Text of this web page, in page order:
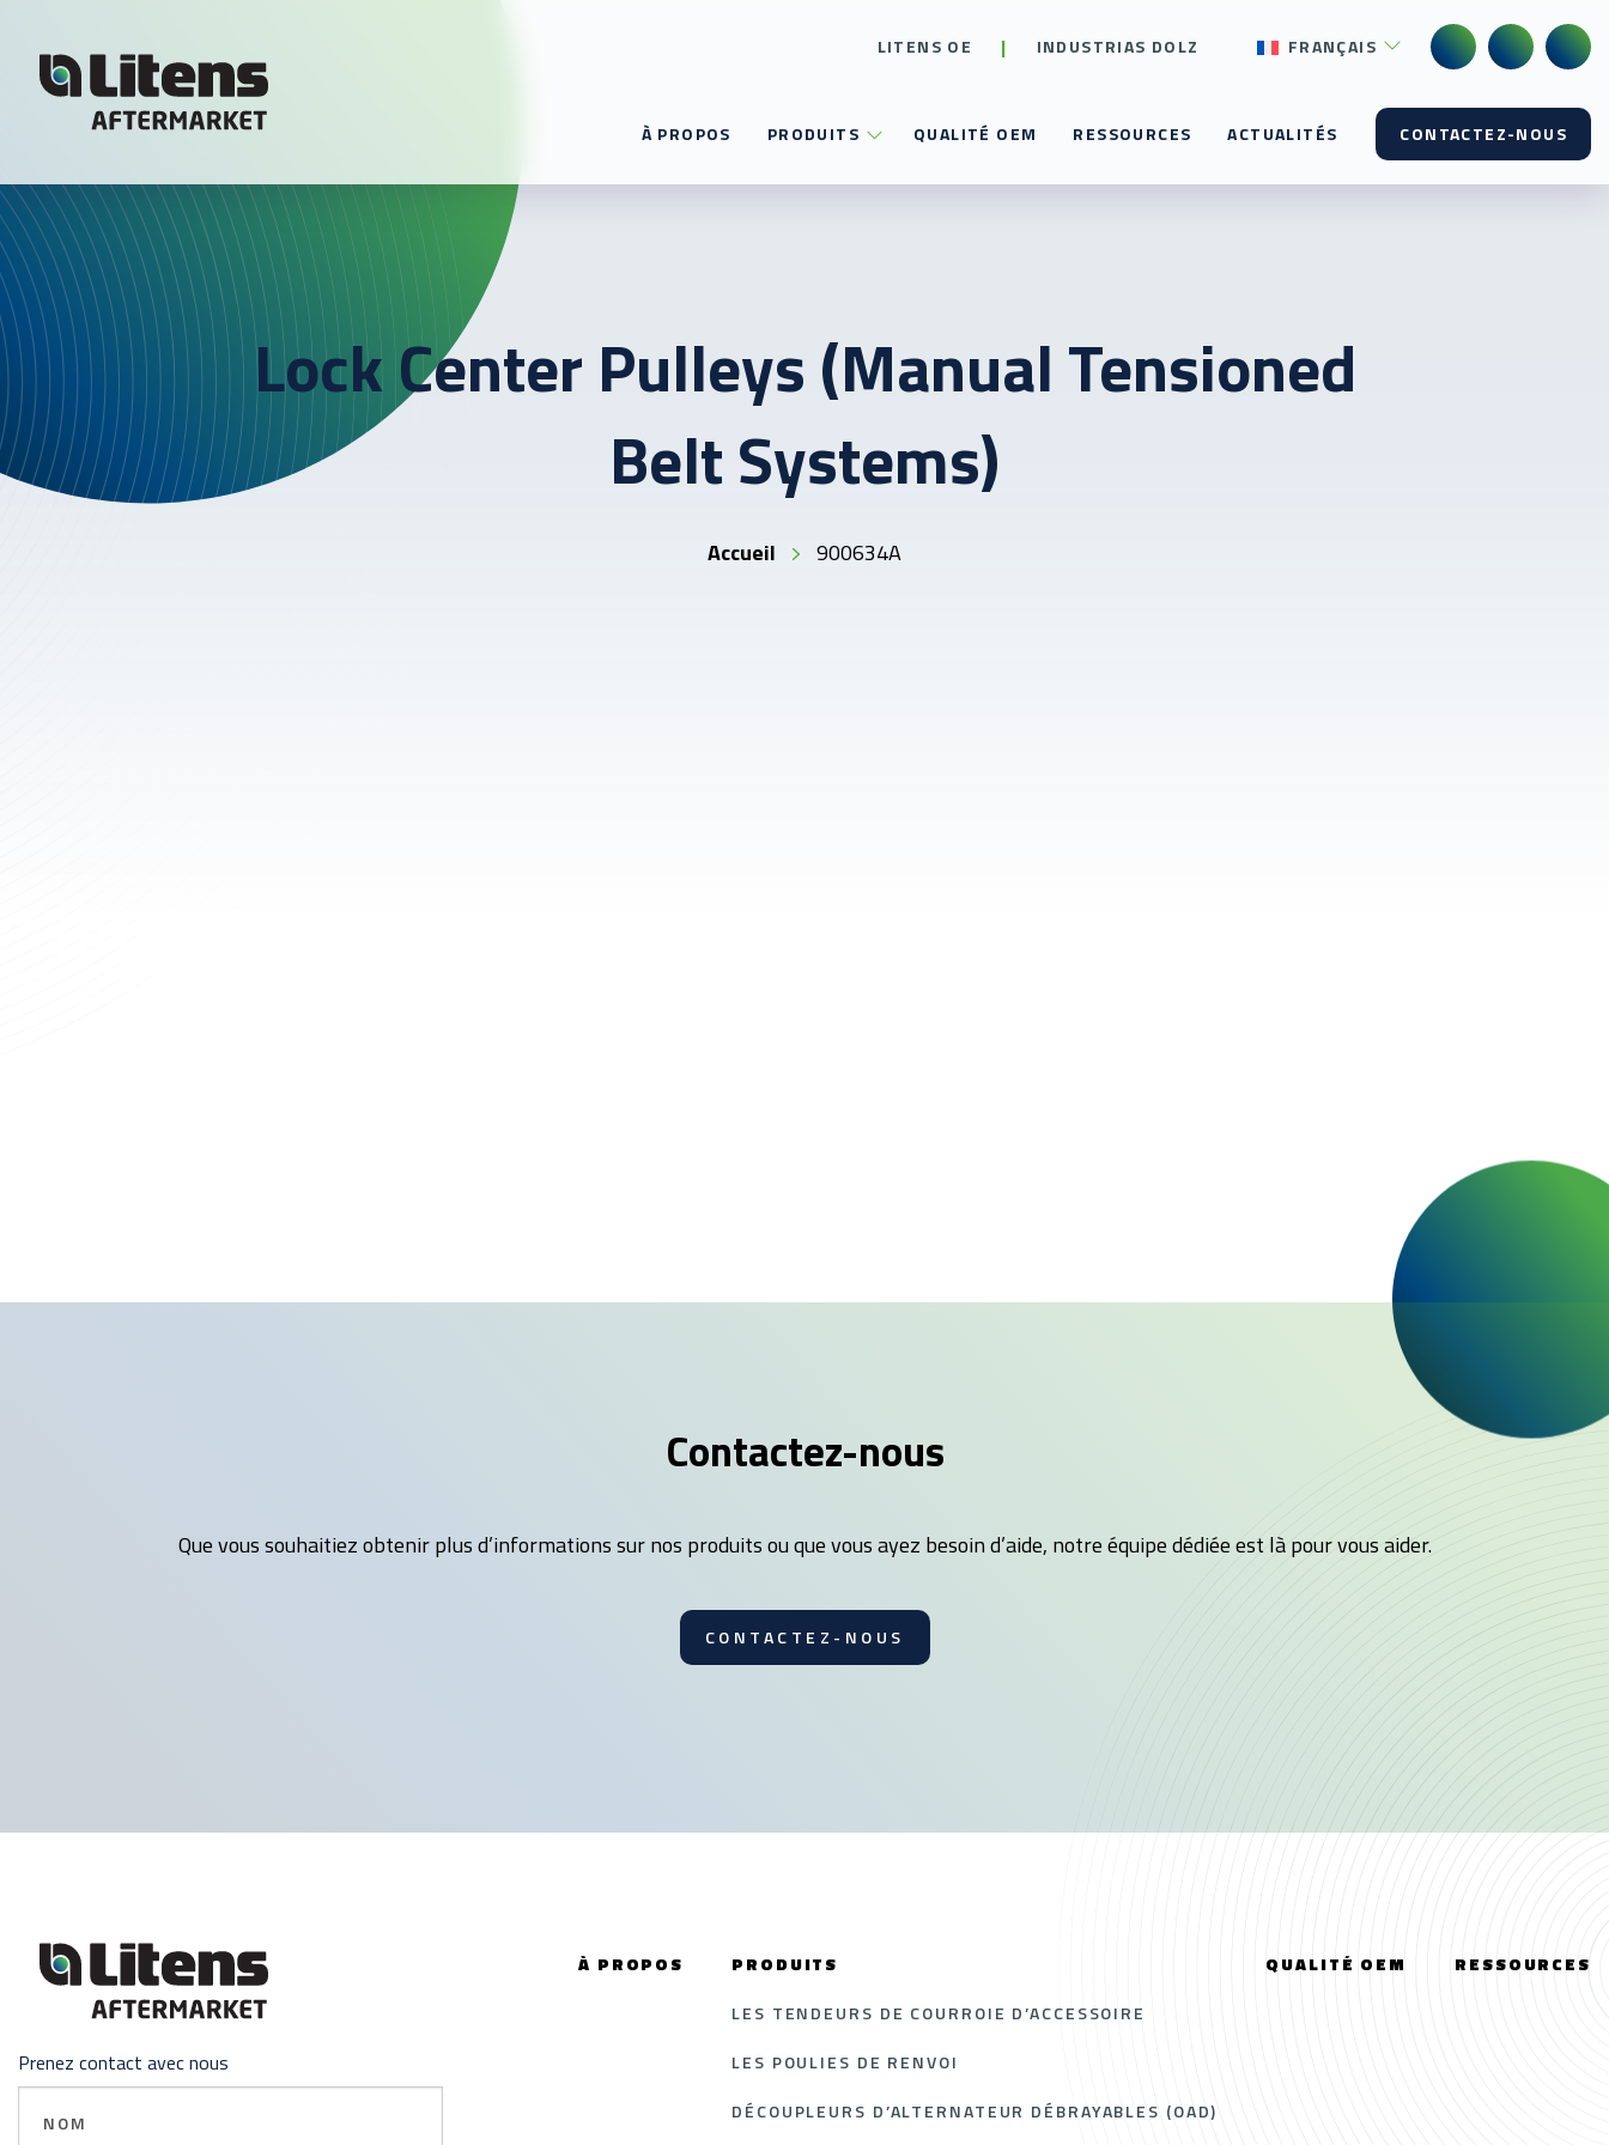
LITENS OE INDUSTRIAS DOLZ FRANÇAIS
À PROPOS PRODUITS QUALITÉ OEM RESSOURCES ACTUALITÉS CONTACTEZ-NOUS
Lock Center Pulleys (Manual Tensioned
Belt Systems)
Accueil 900634A
Contactez-nous
Que vous souhaitiez obtenir plus d’informations sur nos produits ou que vous ayez besoin d’aide, notre équipe dédiée est là pour vous aider.
CONTACTEZ-NOUS
Prenez contact avec nous
À PROPOS
PRODUITS
LES TENDEURS DE COURROIE D’ACCESSOIRE
LES POULIES DE RENVOI
DÉCOUPLEURS D’ALTERNATEUR DÉBRAYABLES (OAD)
QUALITÉ OEM RESSOURCES